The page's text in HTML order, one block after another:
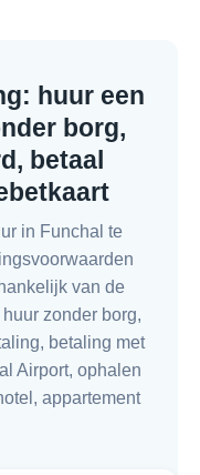
huur een
borg,
betaal
in Funchal te
van de
zonder borg,
betaling met
Airport, ophalen
appartement